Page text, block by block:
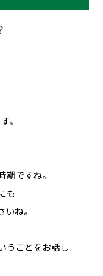
。
ですね。
も
ね。
うことをお話し